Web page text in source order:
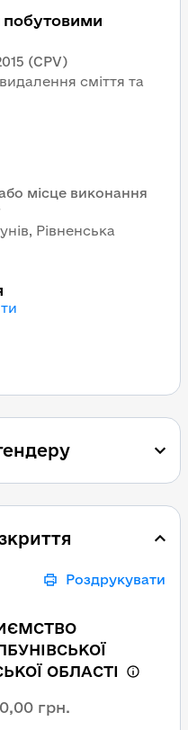
побутовими
(CPV)
сміття та
місце виконання
Рівненська
Роздрукувати
ОБЛАСТІ
грн.